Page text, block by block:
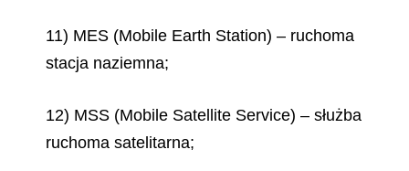
11) MES (Mobile Earth Station) – ruchoma
stacja naziemna;
12) MSS (Mobile Satellite Service) – służba
ruchoma satelitarna;